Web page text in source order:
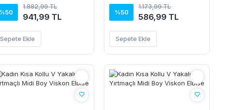
%50
1.882,99 TL
941,99 TL
Sepete Ekle
Leopar Desen Kolsuz Mini
Mikro Elbise
%50
1.173,99 TL
586,99 TL
Sepete Ekle